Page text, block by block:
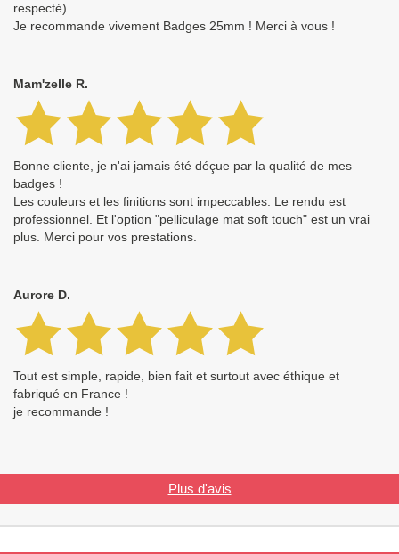
respecté).
Je recommande vivement Badges 25mm ! Merci à vous !
Mam'zelle R.
Bonne cliente, je n'ai jamais été déçue par la qualité de mes
badges !
Les couleurs et les finitions sont impeccables. Le rendu est
professionnel. Et l'option "pelliculage mat soft touch" est un vrai
plus. Merci pour vos prestations.
Aurore D.
Tout est simple, rapide, bien fait et surtout avec éthique et
fabriqué en France !
je recommande !
Plus d'avis